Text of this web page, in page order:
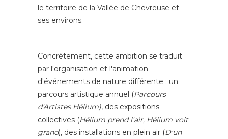
le territoire de la Vallée de Chevreuse et
ses environs.
Concrètement, cette ambition se traduit
par l'organisation et l'animation
d'événements de nature différente : un
parcours artistique annuel (Parcours
d'Artistes Hélium), des expositions
collectives (Hélium prend l'air, Hélium voit
grand), des installations en plein air (D'un